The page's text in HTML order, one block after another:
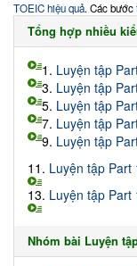
TOEIC hiệu quả. Các bước
Tổng hợp nhiều
1. Luyện tập
3. Luyện tập
5. Luyện tập
7. Luyện tập
9. Luyện tập
11. Luyện tập Part
13. Luyện tập Part
Nhóm bài Luyện